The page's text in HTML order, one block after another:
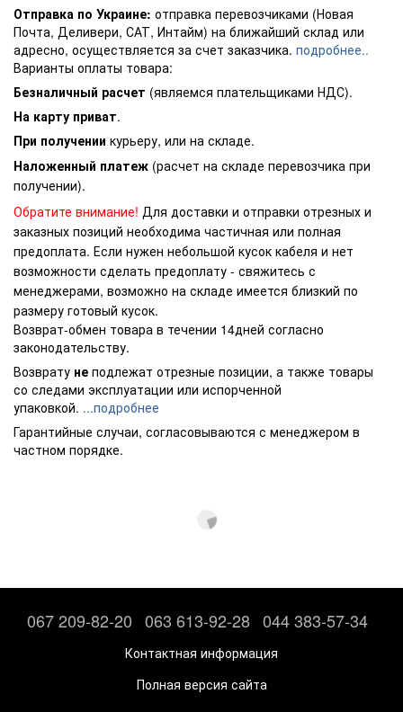
Отправка по Украине: отправка перевозчиками (Новая
Почта, Деливери, САТ, Интайм) на ближайший склад или
адресно, осуществляется за счет заказчика. подробнее..
Варианты оплаты товара:
Безналичный расчет (являемся плательщиками НДС).
На карту приват.
При получении курьеру, или на складе.
Наложенный платеж (расчет на складе перевозчика при
получении).
Обратите внимание! Для доставки и отправки отрезных и
заказных позиций необходима частичная или полная
предоплата. Если нужен небольшой кусок кабеля и нет
возможности сделать предоплату - свяжитесь с
менеджерами, возможно на складе имеется близкий по
размеру готовый кусок.
Возврат-обмен товара в течении 14дней согласно
законодательству.
Возврату не подлежат отрезные позиции, а также товары
со следами эксплуатации или испорченной
упаковкой. ...подробнее
Гарантийные случаи, согласовываются с менеджером в
частном порядке.
067 209-82-20 063 613-92-28 044 383-57-34
Контактная информация
Полная версия сайта